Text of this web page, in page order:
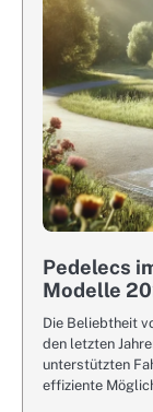
Pedelecs
Modelle
Die Beliebtheit
den letzten
unterstützten
effiziente